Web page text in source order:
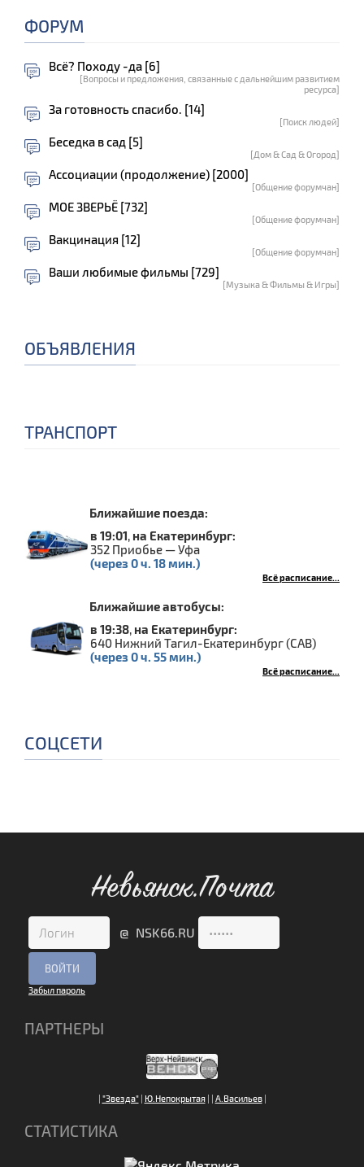
ФОРУМ
Всё? Походу -да [6]
[Вопросы и предложения, связанные с дальнейшим развитием
ресурса]
За готовность спасибо. [14]
[Поиск людей]
Беседка в сад [5]
[Дом & Сад & Огород]
Ассоциации (продолжение) [2000]
[Общение форумчан]
МОЕ ЗВЕРЬЁ [732]
[Общение форумчан]
Вакцинация [12]
[Общение форумчан]
Ваши любимые фильмы [729]
[Музыка & Фильмы & Игры]
ОБЪЯВЛЕНИЯ
ТРАНСПОРТ
Ближайшие поезда:
в 19:01, на Екатеринбург:
352 Приобье — Уфа
(через 0 ч. 18 мин.)
Всё расписание...
Ближайшие автобусы:
в 19:38, на Екатеринбург:
640 Нижний Тагил-Екатеринбург (САВ)
(через 0 ч. 55 мин.)
Всё расписание...
СОЦСЕТИ
Невьянск.Почта
@ NSK66.RU
Забыл пароль
ПАРТНЕРЫ
| "Звезда"| Ю.Непокрытая| | А.Васильев|
СТАТИСТИКА